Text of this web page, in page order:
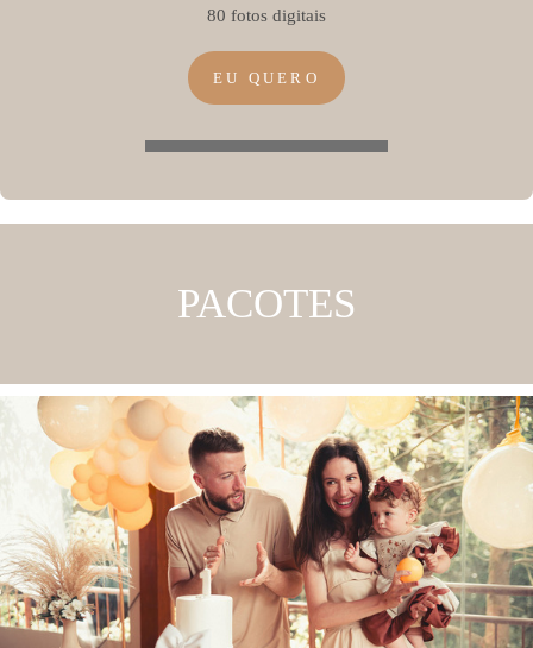
80 fotos digitais
EU QUERO
PACOTES